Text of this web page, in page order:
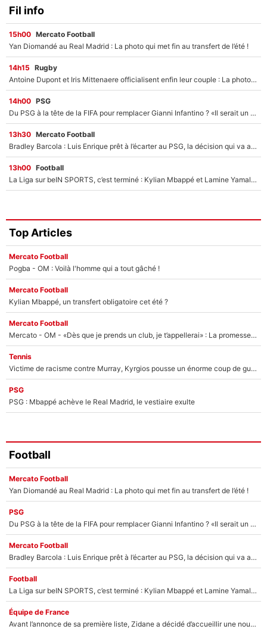
Fil info
15h00 Mercato Football
Yan Diomandé au Real Madrid : La photo qui met fin au transfert de l’été !
14h15 Rugby
Antoine Dupont et Iris Mittenaere officialisent enfin leur couple : La photo qui enflamme les réseaux sociaux
14h00 PSG
Du PSG à la tête de la FIFA pour remplacer Gianni Infantino ? «Il serait un mauvais président», le patron de la Liga s'attaque à Nasser Al-Khelaïfi !
13h30 Mercato Football
Bradley Barcola : Luis Enrique prêt à l’écarter au PSG, la décision qui va accélérer son transfert à Liverpool ?
13h00 Football
La Liga sur beIN SPORTS, c’est terminé : Kylian Mbappé et Lamine Yamal changent de chaîne, «le moment était venu d'ouvrir un nouveau chapitre»
Top Articles
Mercato Football
Pogba - OM : Voilà l'homme qui a tout gâché !
Mercato Football
Kylian Mbappé, un transfert obligatoire cet été ?
Mercato Football
Mercato - OM - «Dès que je prends un club, je t’appellerai» : La promesse de Marcelino au moment de claquer la porte
Tennis
Victime de racisme contre Murray, Kyrgios pousse un énorme coup de gueule !
PSG
PSG : Mbappé achève le Real Madrid, le vestiaire exulte
Football
Mercato Football
Yan Diomandé au Real Madrid : La photo qui met fin au transfert de l’été !
PSG
Du PSG à la tête de la FIFA pour remplacer Gianni Infantino ? «Il serait un mauvais président», le patron de la Liga s'attaque à Nasser Al-Khelaïfi !
Mercato Football
Bradley Barcola : Luis Enrique prêt à l’écarter au PSG, la décision qui va accélérer son transfert à Liverpool ?
Football
La Liga sur beIN SPORTS, c’est terminé : Kylian Mbappé et Lamine Yamal changent de chaîne, «le moment était venu d'ouvrir un nouveau chapitre»
Équipe de France
Avant l’annonce de sa première liste, Zidane a décidé d’accueillir une nouvelle tête en équipe de France